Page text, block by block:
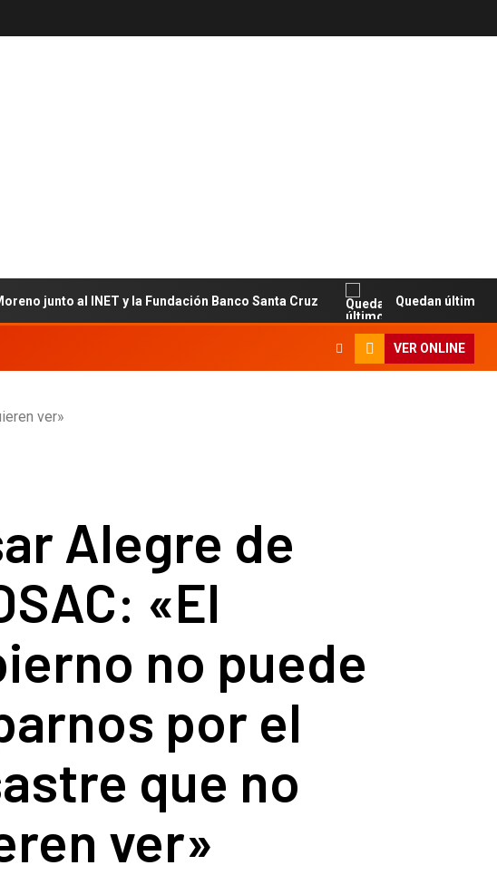
al INET y la Fundación Banco Santa Cruz Quedan últimos cupos
VER ONLINE
ver»
Alegre de
«El
no puede
por el
que no
ver»